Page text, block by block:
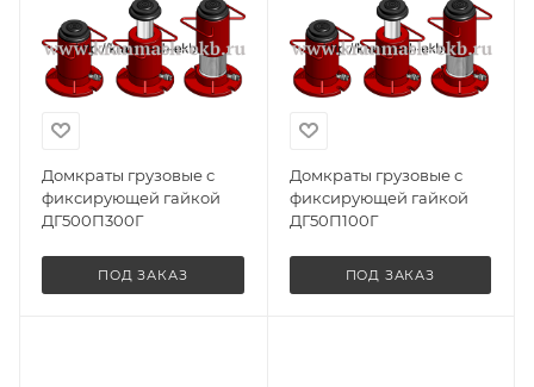
Домкраты грузовые с
фиксирующей гайкой
ДГ500П300Г
ПОД ЗАКАЗ
Домкраты грузовые с
фиксирующей гайкой
ДГ50П100Г
ПОД ЗАКАЗ